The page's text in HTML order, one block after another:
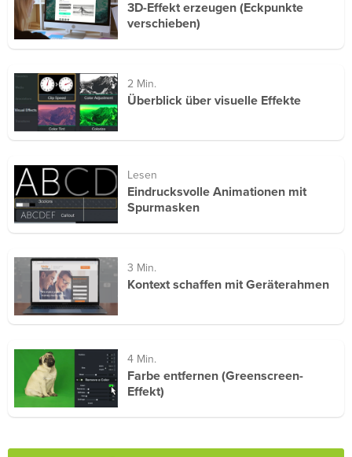
3D-Effekt erzeugen (Eckpunkte
verschieben)
2 Min.
Überblick über visuelle Effekte
Lesen
Eindrucksvolle Animationen mit
Spurmasken
3 Min.
Kontext schaffen mit Geräterahmen
4 Min.
Farbe entfernen (Greenscreen-
Effekt)